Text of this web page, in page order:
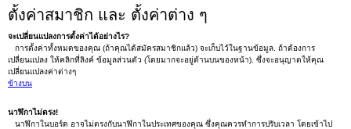
ตั้งค่าสมาชิก และ ตั้งค่าต่าง ๆ
จะเปลี่ยนแปลงการตั้งค่าได้อย่างไร?
การตั้งค่าทั้งหมดของคุณ (ถ้าคุณได้สมัครสมาชิกแล้ว) จะเก็บไว้ในฐานข้อมูล. ถ้าต้องการ
เปลี่ยนแปลง ให้คลิกที่ลิงค์ ข้อมูลส่วนตัว (โดยมากจะอยู่ด้านบนของหน้า). ซึ่งจะอนุญาตให้คุณ
เปลี่ยนแปลงค่าต่างๆ
ข้างบน
นาฬิกาไม่ตรง!
นาฬิกาในบอร์ด อาจไม่ตรงกับนาฬิกาในประเทศของคุณ ซึ่งคุณควรทำการปรับเวลา โดยเข้าไป